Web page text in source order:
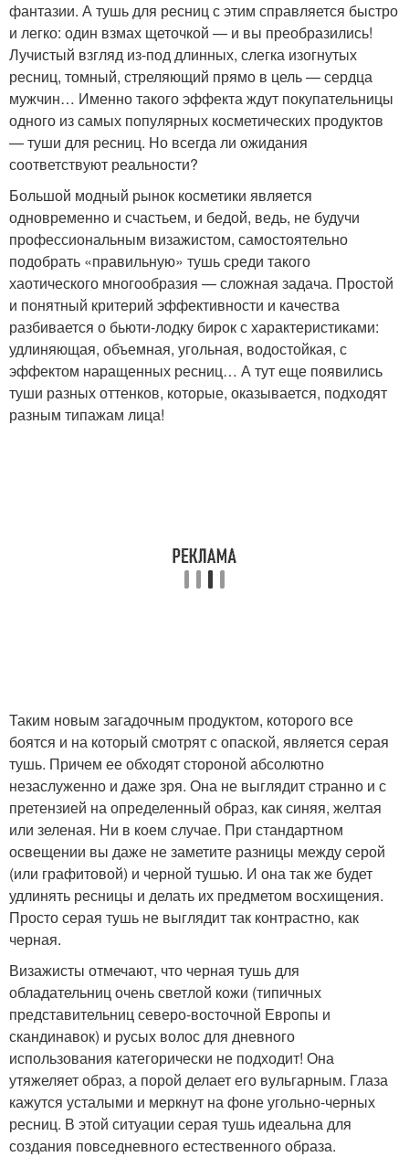
фантазии. А тушь для ресниц с этим справляется быстро
и легко: один взмах щеточкой — и вы преобразились!
Лучистый взгляд из-под длинных, слегка изогнутых
ресниц, томный, стреляющий прямо в цель — сердца
мужчин… Именно такого эффекта ждут покупательницы
одного из самых популярных косметических продуктов
— туши для ресниц. Но всегда ли ожидания
соответствуют реальности?
Большой модный рынок косметики является
одновременно и счастьем, и бедой, ведь, не будучи
профессиональным визажистом, самостоятельно
подобрать «правильную» тушь среди такого
хаотического многообразия — сложная задача. Простой
и понятный критерий эффективности и качества
разбивается о бьюти-лодку бирок с характеристиками:
удлиняющая, объемная, угольная, водостойкая, с
эффектом наращенных ресниц… А тут еще появились
туши разных оттенков, которые, оказывается, подходят
разным типажам лица!
Таким новым загадочным продуктом, которого все
боятся и на который смотрят с опаской, является серая
тушь. Причем ее обходят стороной абсолютно
незаслуженно и даже зря. Она не выглядит странно и с
претензией на определенный образ, как синяя, желтая
или зеленая. Ни в коем случае. При стандартном
освещении вы даже не заметите разницы между серой
(или графитовой) и черной тушью. И она так же будет
удлинять ресницы и делать их предметом восхищения.
Просто серая тушь не выглядит так контрастно, как
черная.
Визажисты отмечают, что черная тушь для
обладательниц очень светлой кожи (типичных
представительниц северо-восточной Европы и
скандинавок) и русых волос для дневного
использования категорически не подходит! Она
утяжеляет образ, а порой делает его вульгарным. Глаза
кажутся усталыми и меркнут на фоне угольно-черных
ресниц. В этой ситуации серая тушь идеальна для
создания повседневного естественного образа.